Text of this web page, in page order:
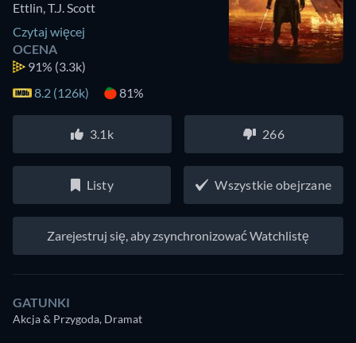
Ettlin,T.J. Scott
Czytaj więcej
OCENA
91% (3.3k)
8.2 (126k)
81%
3.1k 266
Listy Wszystkie obejrzane
Zarejestruj się, aby zsynchronizować Watchlistę
GATUNKI
Akcja & Przygoda, Dramat